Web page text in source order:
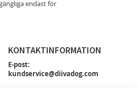
endast för
KONTAKTINFORMATION
E-post:
kundservice@diivadog.com